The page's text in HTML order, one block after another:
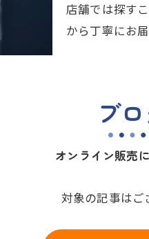
店舗では探す
から丁寧にお
ブ
オンライン販売
対象の記事はご